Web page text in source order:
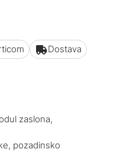
Dostava
zaslona,
pozadinsko